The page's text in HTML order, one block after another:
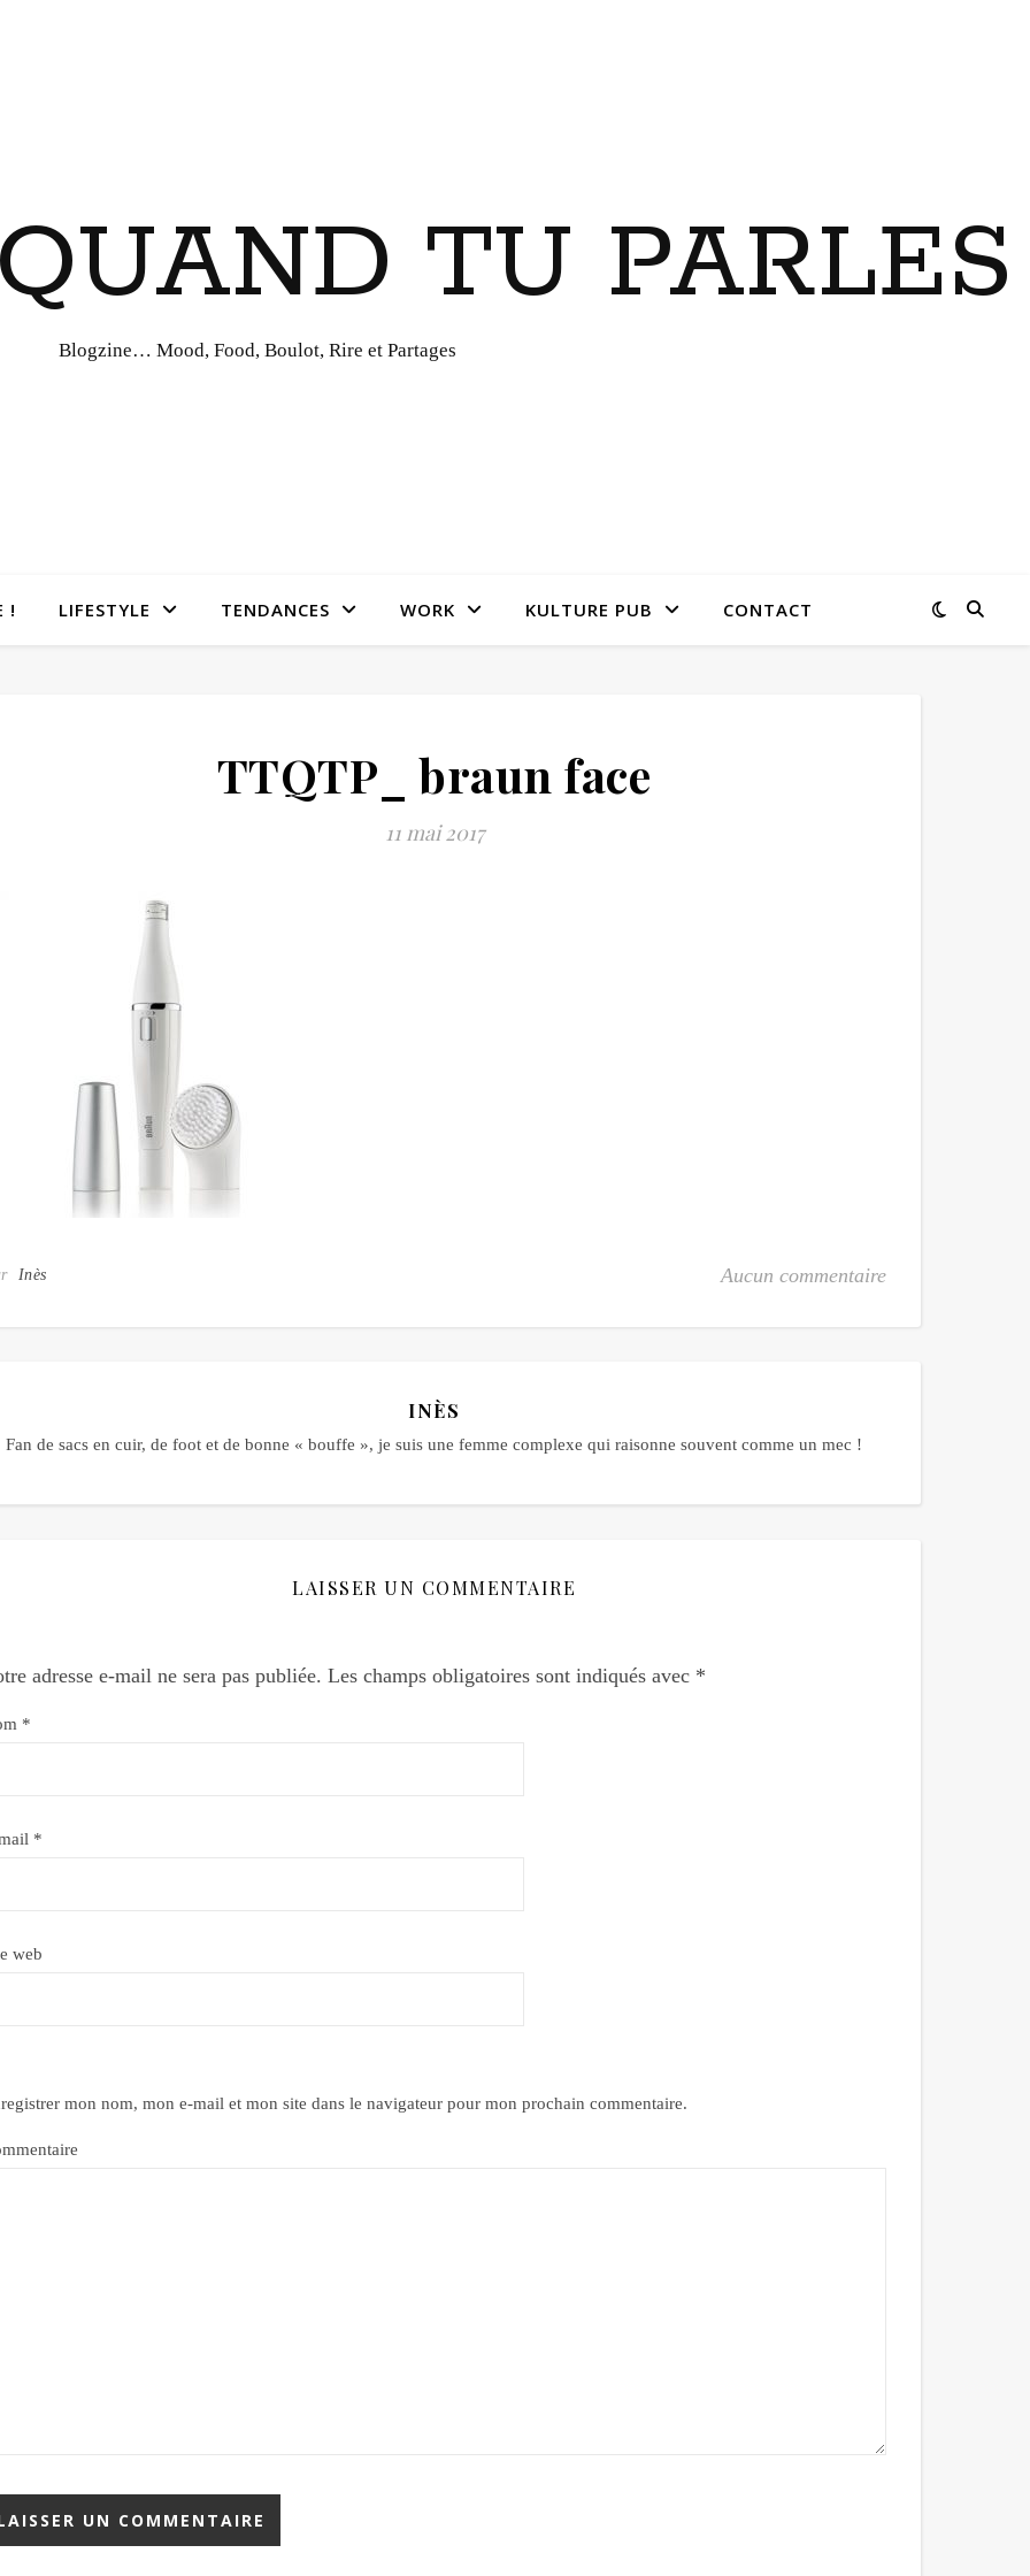
TU PARLES
Blogzine… Mood, Food, Boulot, Rire et Partages
! LIFESTYLE TENDANCES WORK KULTURE PUB CONTACT
TTQTP_ braun face
11 mai 2017
Inès Aucun commentaire
INÈS
Fan de sacs en cuir, de foot et de bonne « bouffe », je suis une femme complexe qui raisonne souvent comme un mec !
LAISSER UN COMMENTAIRE
adresse e-mail ne sera pas publiée. Les champs obligatoires sont indiqués avec *
*
*
web
mon nom, mon e-mail et mon site dans le navigateur pour mon prochain commentaire.